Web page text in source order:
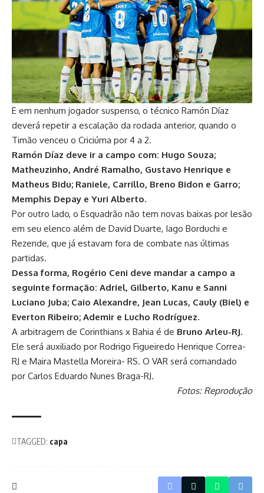
E em nenhum jogador suspenso, o técnico Ramón Díaz
deverá repetir a escalação da rodada anterior, quando o
Timão venceu o Criciúma por 4 a 2.
Ramón Díaz deve ir a campo com: Hugo Souza;
Matheuzinho, André Ramalho, Gustavo Henrique e
Matheus Bidu; Raniele, Carrillo, Breno Bidon e Garro;
Memphis Depay e Yuri Alberto.
Por outro lado, o Esquadrão não tem novas baixas por lesão
em seu elenco além de David Duarte, Iago Borduchi e
Rezende, que já estavam fora de combate nas últimas
partidas.
Dessa forma, Rogério Ceni deve mandar a campo a
seguinte formação: Adriel, Gilberto, Kanu e Sanni
Luciano Juba; Caio Alexandre, Jean Lucas, Cauly (Biel) e
Everton Ribeiro; Ademir e Lucho Rodríguez.
A arbitragem de Corinthians x Bahia é de Bruno Arleu-RJ.
Ele será auxiliado por Rodrigo Figueiredo Henrique Correa-
RJ e Maira Mastella Moreira- RS. O VAR será comandado
por Carlos Eduardo Nunes Braga-RJ.
Fotos: Reprodução
TAGGED: capa